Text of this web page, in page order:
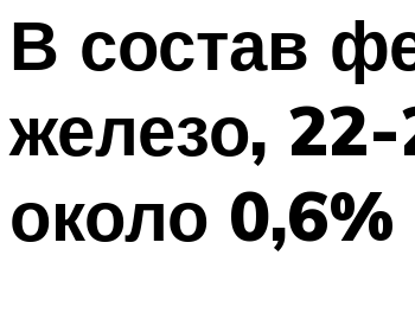
В состав
железо,
около